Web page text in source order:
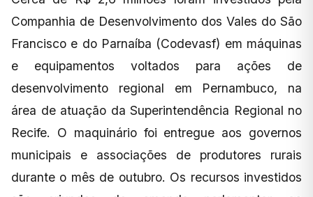
Companhia de Desenvolvimento dos Vales do São
Francisco e do Parnaíba (Codevasf) em máquinas
e equipamentos voltados para ações de
desenvolvimento regional em Pernambuco, na
área de atuação da Superintendência Regional no
Recife. O maquinário foi entregue aos governos
municipais e associações de produtores rurais
durante o mês de outubro. Os recursos investidos